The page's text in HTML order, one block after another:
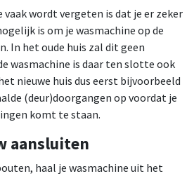
vaak wordt vergeten is dat je er zeker
is om je wasmachine op de
In het oude huis zal dit geen
wasmachine is daar ten slotte ook
nieuwe huis dus eerst bijvoorbeeld
(deur)doorgangen op voordat je
komt te staan.
aansluiten
haal je wasmachine uit het